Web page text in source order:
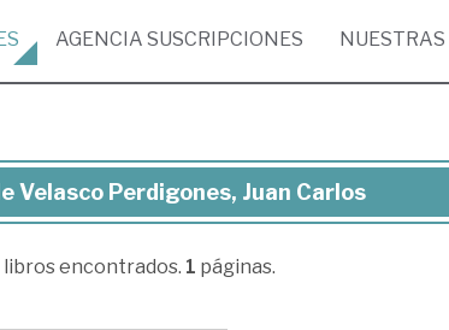
AGENCIA SUSCRIPCIONES NUESTRAS
Velasco Perdigones, Juan Carlos
libros encontrados. 1 páginas.